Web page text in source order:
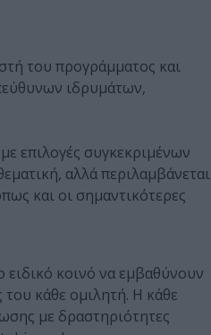
του προγράμματος και
ιδρυμάτων,
επιλογές συγκεκριμένων
αλλά περιλαμβάνεται
και οι σημαντικότερες
κοινό να εμβαθύνουν
του κάθε ομιλητή. Η κάθε
με δραστηριότητες